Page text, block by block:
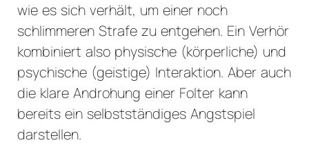
wie es sich verhält, um einer noch
schlimmeren Strafe zu entgehen. Ein Verhör
kombiniert also physische (körperliche) und
psychische (geistige) Interaktion. Aber auch
die klare Androhung einer Folter kann
bereits ein selbstständiges Angstspiel
darstellen.